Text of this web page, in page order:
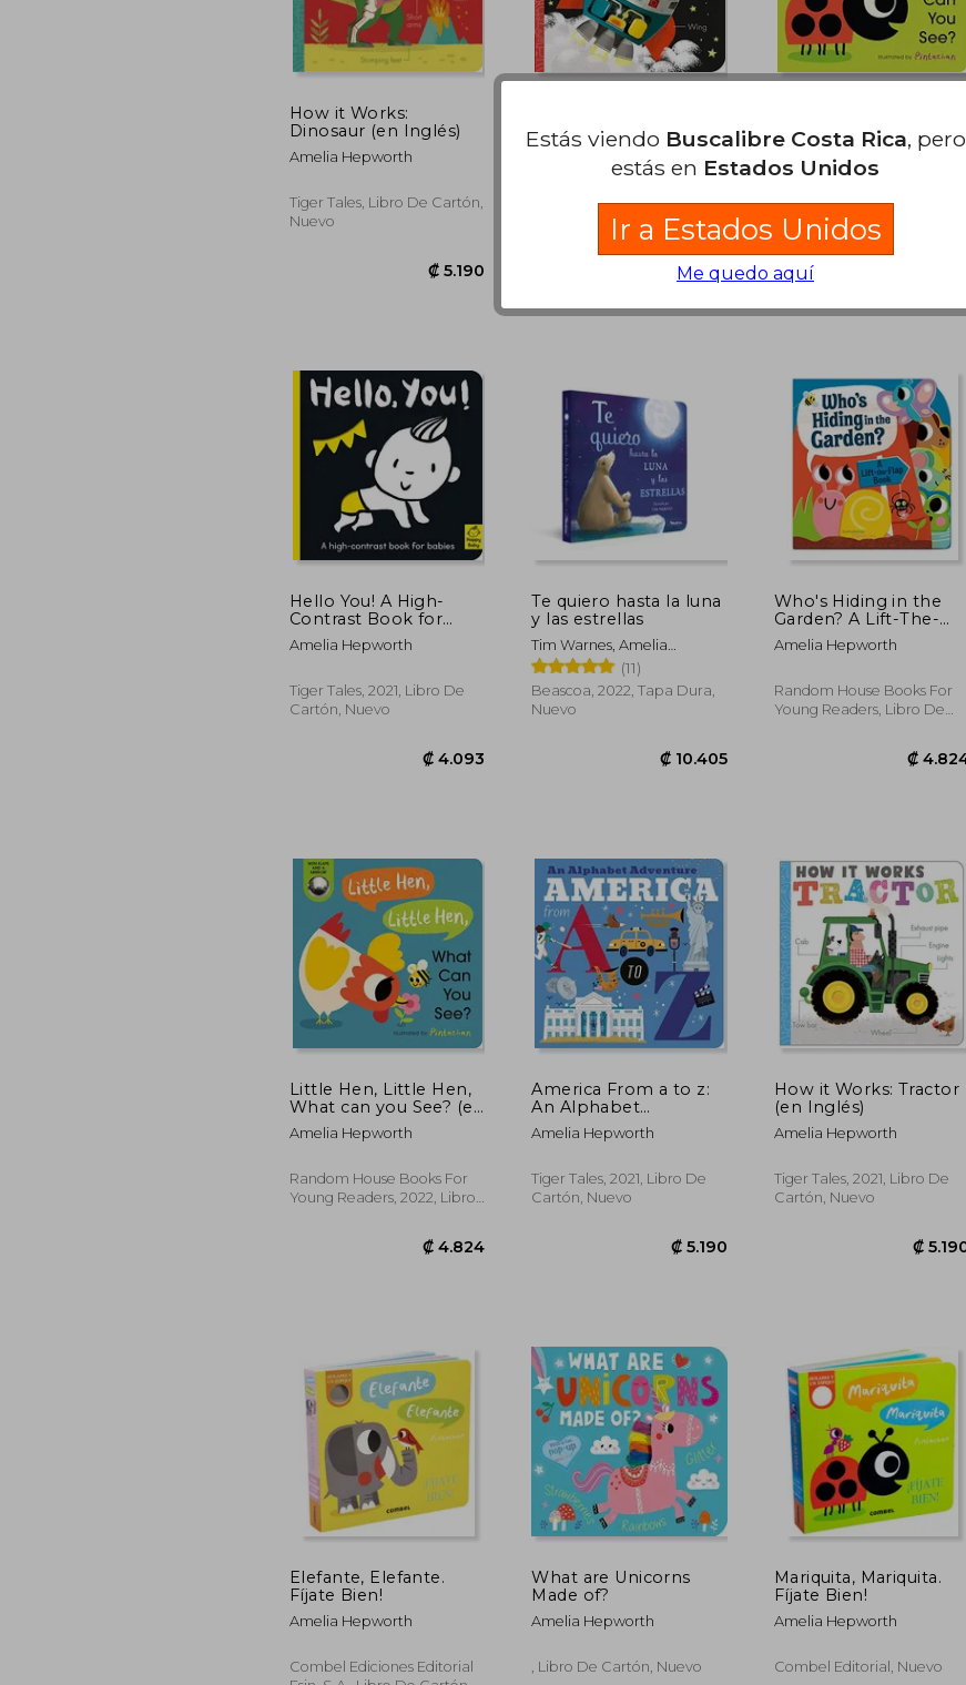
₡ 4.459 ₡ 3.728
How it Works:
Dinosaur (en Inglés)
Amelia Hepworth
Tiger Tales, Libro De Cartón,
Nuevo
₡ 5.190
(en Inglés)
Amelia Hepworth
Tiger Tales, 2021, Libro De
Cartón, Nuevo
₡ 5.190
What can you See? (en
Inglés)
Amelia Hepworth
Random House Books For
Young Readers, 2022, Libro
De Cartón, Nuevo
Hello You! A High-
Contrast Book for
Babies (Happy Baby)
(en Inglés)
Amelia Hepworth
Tiger Tales, 2021, Libro De
Cartón, Nuevo
₡ 4.093
Te quiero hasta la luna
y las estrellas
Tim Warnes, Amelia
Hepworth
(11)
Beascoa, 2022, Tapa Dura,
Nuevo
₡ 10.405
Who's Hiding in the
Garden? A Lift-The-
Flap Book (en Inglés)
Amelia Hepworth
Random House Books For
Young Readers, Libro De
Little Hen, Little Hen,
What can you See? (en
Inglés)
Amelia Hepworth
Random House Books For
Young Readers, 2022, Libro
America From a to z:
An Alphabet
Adventure (en Inglés)
Amelia Hepworth
Tiger Tales, 2021, Libro De
Cartón, Nuevo
How it Works: Tractor
(en Inglés)
Amelia Hepworth
Tiger Tales, 2021, Libro De
Cartón, Nuevo
Elefante, Elefante.
Fíjate Bien!
Amelia Hepworth
Combel Ediciones Editorial
What are Unicorns
Made of?
Amelia Hepworth
, Libro De Cartón, Nuevo
Mariquita, Mariquita.
Fíjate Bien!
Amelia Hepworth
Combel Editorial, Nuevo
Estás viendo Buscalibre Costa Rica, pero
estás en Estados Unidos
Ir a Estados Unidos
Me quedo aquí